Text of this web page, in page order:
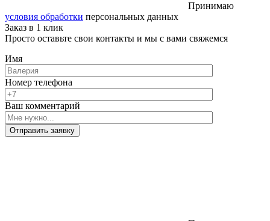
Принимаю
условия обработки персональных данных
Заказ в 1 клик
Просто оставьте свои контакты и мы с вами свяжемся
Имя
Номер телефона
Ваш комментарий
Отправить заявку